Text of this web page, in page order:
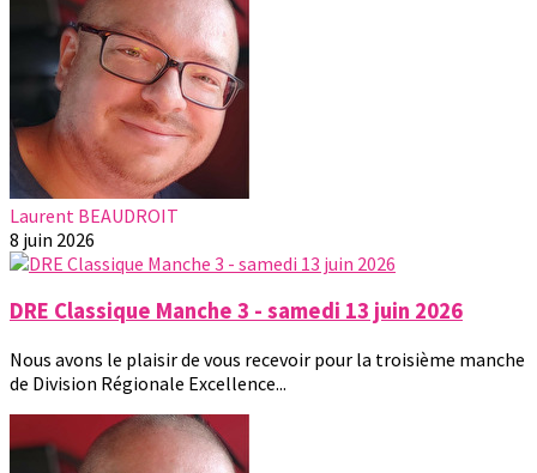
Laurent BEAUDROIT
8 juin 2026
DRE Classique Manche 3 - samedi 13 juin 2026
Nous avons le plaisir de vous recevoir pour la troisième manche
de Division Régionale Excellence...